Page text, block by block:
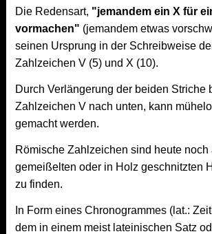
Die Redensart, "jemandem ein X für
vormachen" (jemandem etwas
seinen Ursprung in der Schreibweise
Zahlzeichen V (5) und X (10).
Durch Verlängerung der beiden Striche
Zahlzeichen V nach unten, kann
gemacht werden.
Römische Zahlzeichen sind heute noch
gemeißelten oder in Holz geschnitzten
zu finden.
In Form eines Chronogrammes (lat.:
dem in einem meist lateinischen Satz